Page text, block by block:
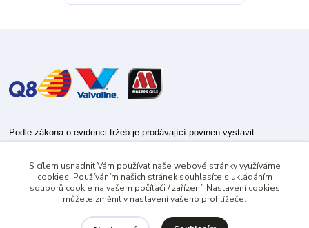
Podle zákona o evidenci tržeb je prodávající povinen vystavit
Zároveň je povinen zaevidovat přijatou tržbu u správce daně online; v
případě technického výpadku pak nejpozději do 48 hodin.
S cílem usnadnit Vám používat naše webové stránky využíváme
cookies. Používáním našich stránek souhlasíte s ukládáním
souborů cookie na vašem počítači / zařízení. Nastavení cookies
můžete změnit v nastavení vašeho prohlížeče.